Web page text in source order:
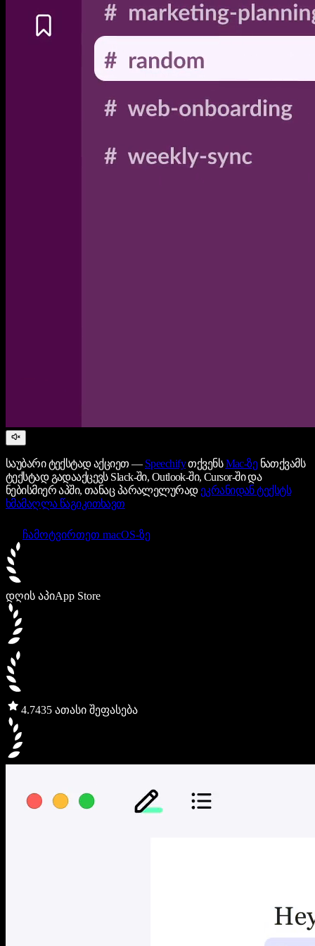
საუბარი ტექსტად აქციეთ — SpeechifyთქვენსMac-ზენათქვამს
ტექსტად გადააქცევს Slack-ში, Outlook-ში, Cursor-ში და
ნებისმიერ აპში, თანაც პარალელურად ეკრანიდან ტექსტს
ხმამაღლა წაგიკითხავთ
ჩამოტვირთეთ macOS-ზე
დღის აპიApp Store
4.7435 ათასი შეფასება